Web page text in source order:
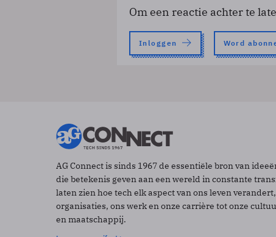
Om een reactie achter te
Inloggen Word
AG Connect is sinds 1967 de essentiële bron van
die betekenis geven aan een wereld in constante
laten zien hoe tech elk aspect van ons leven
organisaties, ons werk en onze carrière tot onze
en maatschappij.